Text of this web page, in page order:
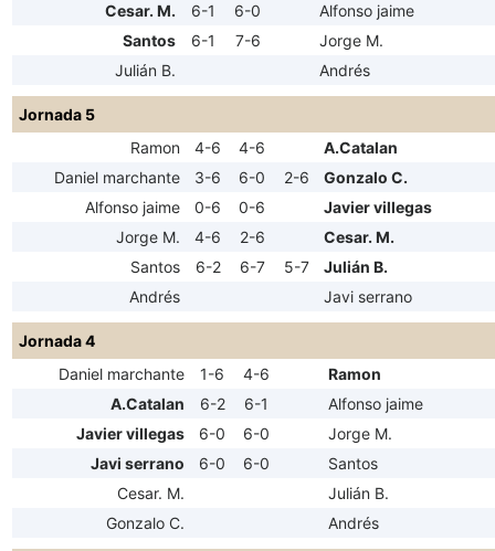
Cesar. M.
6-1 6-0
Alfonso jaime
Santos
6-1 7-6
Jorge M.
Julián B.
Andrés
Jornada 5
Ramon
4-6 4-6
A.Catalan
Daniel marchante
3-6 6-0 2-6
Gonzalo C.
Alfonso jaime
0-6 0-6
Javier villegas
Jorge M.
4-6 2-6
Cesar. M.
Santos
6-2 6-7 5-7
Julián B.
Andrés
Javi serrano
Jornada 4
Daniel marchante
1-6 4-6
Ramon
A.Catalan
6-2 6-1
Alfonso jaime
Javier villegas
6-0 6-0
Jorge M.
Javi serrano
6-0 6-0
Santos
Cesar. M.
Julián B.
Gonzalo C.
Andrés